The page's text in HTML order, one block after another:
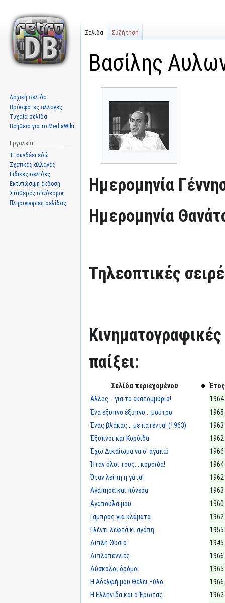
Βασίλης
Ημερομηνία
Ημερομηνία
Τηλεοπτικές
Κινηματογραφικές
παίξει:
Σελίδα περιεχομένου
Έτος
Άλλος... για το εκατομμύριο!
1964
Ένα έξυπνο έξυπνο... μούτρο
1965
Ένας βλάκας... με πατέντα! (1963)
1963
Έξυπνοι και Κορόιδα
1962
Έχω Δικαίωμα να σ' αγαπώ
1966
Ήταν όλοι τους... κορόιδα!
1964
Όταν λείπη η γάτα!
1962
Αγάπησα και πόνεσα
1963
Αγαπούλα μου
1960
Γαμπρός για κλάματα
1962
Γλέντι λεφτά κι αγάπη
1955
Διπλή Θυσία
1945
Διπλοπεννιές
1966
Δύσκολοι δρόμοι
1965
Η Αδελφή μου Θέλει Ξύλο
1966
Η Ελληνίδα και ο Έρωτας
1962
Σελίδα Συζήτηση
Αρχική σελίδα
Πρόσφατες αλλαγές
Τυχαία σελίδα
Βοήθεια για το MediaWiki
Εργαλεία
Τι συνδέει εδώ
Σχετικές αλλαγές
Ειδικές σελίδες
Εκτυπώσιμη έκδοση
Σταθερός σύνδεσμος
Πληροφορίες σελίδας